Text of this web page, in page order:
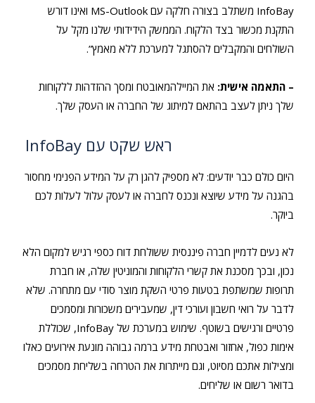
InfoBay משתלב בצורה חלקה עם MS-Outlook ואינו דורש
התקנת מכשור בצד הלקוח. הממשק הידידותי שלנו מקל על
השולחים והמקבלים להסתגל למערכת ללא מאמץ”.
– התאמה אישית: את המיילהמאובטח ומסך ההזדהות ללקוחות
שלך ניתן לעצב בהתאם למיתוג של החברה או העסק שלך.
ראש שקט עם InfoBay
היום כולם כבר יודעים: לא מספיק להגן רק על המידע הפנימי מחסור
בהגנה על מידע שיוצא ונכנס לחברה או לעסק עלול לעלות לכם
ביוקר.
לא נעים לדמיין חברה פיננסית ששולחת דוח כספי רגיש למקום הלא
נכון, ובכך מסכנת את קשרי הלקוחות והמוניטין שלה, או חברת
תרופות שמשתפת בטעות פרטי השקת מוצר סודי עם מתחרה. שלא
לדבר על רואי חשבון ועורכי דין, שמעבירים משכורות ומסמכים
פרטיים ורגישים בשוטף. שימוש במערכת של InfoBay, שכוללת
אימות כפול, אחזור ואבטחת מידע ברמה גבוהה מונעת אירועים כאלו
ומצילות אתכם מסיוט, וגם מייתרות את הטרחה בשליחת מסמכים
בדואר רשום או שליחים.